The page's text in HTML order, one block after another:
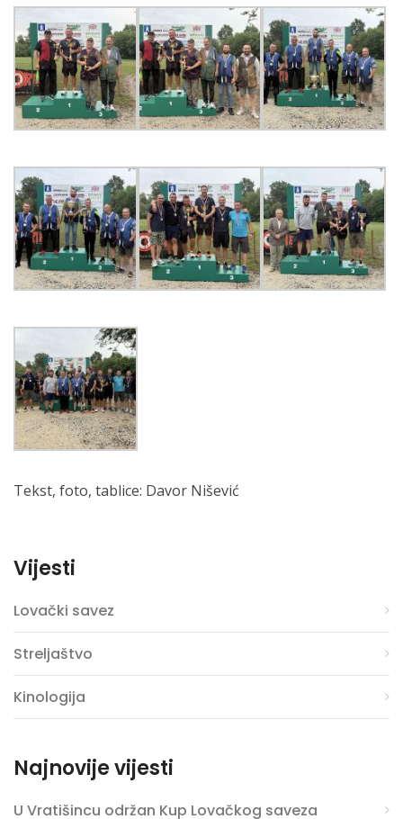
Tekst, foto, tablice: Davor Nišević
Vijesti
Lovački savez
Streljaštvo
Kinologija
Najnovije vijesti
U Vratišincu održan Kup Lovačkog saveza